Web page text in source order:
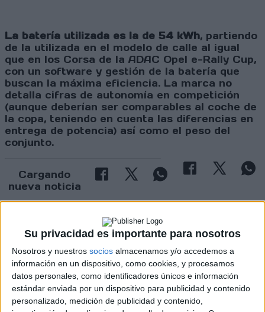
Su privacidad es importante para nosotros
Nosotros y nuestros socios almacenamos y/o accedemos a
información en un dispositivo, como cookies, y procesamos
datos personales, como identificadores únicos e información
estándar enviada por un dispositivo para publicidad y contenido
personalizado, medición de publicidad y contenido,
La batería utilizada es la de 54 kWh, partiendo
de la utilizada en el modelo de calle al igual
que en los Corsa de la ADAC Opel e-Rally Cup,
con un software y gestión de la batería que
buscan la máxima eficiencia. La marca no
detalla cifras de autonomía en competición
(aunque deberían ser comparables al coche de
la copa, teniendo en cuenta las diferencias en
entrega de potencia) así como el peso del
conjunto.
Cargando
nueva noticia